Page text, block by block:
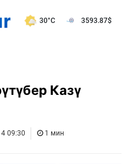
30°C 3593.87$
Казү
09:30 1 мин